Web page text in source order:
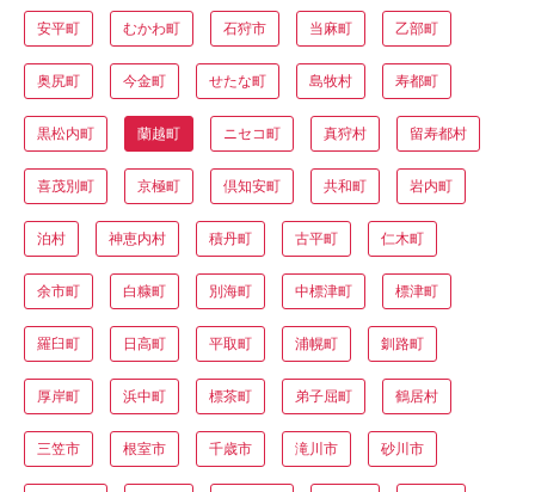
安平町 むかわ町 石狩市 当麻町 乙部町
奥尻町 今金町 せたな町 島牧村 寿都町
黒松内町 蘭越町 ニセコ町 真狩村 留寿都村
喜茂別町 京極町 倶知安町 共和町 岩内町
泊村 神恵内村 積丹町 古平町 仁木町
余市町 白糠町 別海町 中標津町 標津町
羅臼町 日高町 平取町 浦幌町 釧路町
厚岸町 浜中町 標茶町 弟子屈町 鶴居村
三笠市 根室市 千歳市 滝川市 砂川市